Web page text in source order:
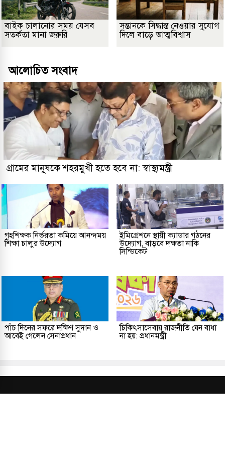
বাইক চালানোর সময় যেসব
সতর্কতা মানা জরুরি
সন্তানকে সিদ্ধান্ত নেওয়ার সুযোগ
দিলে বাড়ে আত্মবিশ্বাস
আলোচিত সংবাদ
গ্রামের মানুষকে শহরমুখী হতে হবে না: স্বাস্থ্যমন্ত্রী
গৃহশিক্ষক নির্ভরতা কমিয়ে আনন্দময়
শিক্ষা চালুর উদ্যোগ
ইমিগ্রেশনে স্থায়ী ক্যাডার গঠনের
উদ্যোগ, বাড়বে দক্ষতা নাকি
সিন্ডিকেট
পাঁচ দিনের সফরে দক্ষিণ সুদান ও
আবেই গেলেন সেনাপ্রধান
চিকিৎসাসেবায় রাজনীতি যেন বাধা
না হয়: প্রধানমন্ত্রী